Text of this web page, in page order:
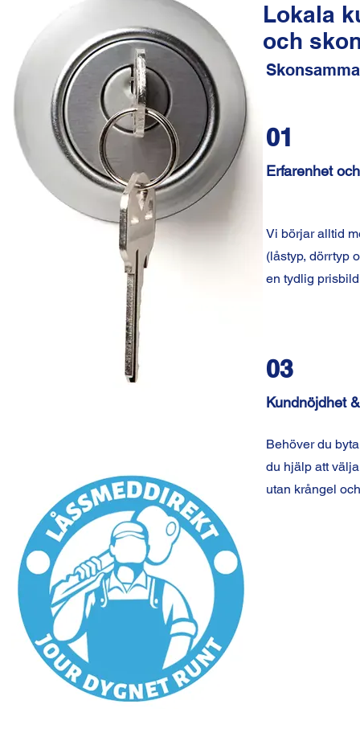
Lokala
och
01
Erfarenhet
Vi börjar alltid
(låstyp, dörrtyp
en tydlig
03
Kundnöjdhet
Behöver du
du hjälp att
utan krångel